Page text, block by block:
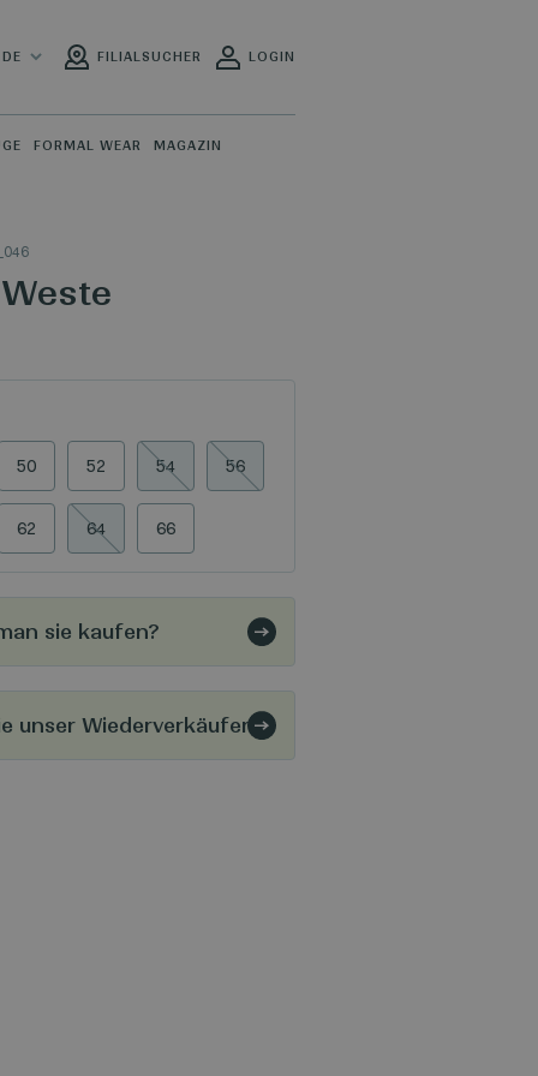
DE FILIALSUCHER LOGIN
FORMAL WEAR MAGAZIN
50 52 54 56
62 64 66
sie kaufen?
unser Wiederverkäufer